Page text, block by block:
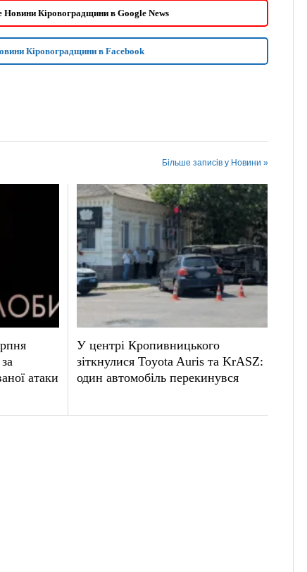
Новини Кіровоградщини в Google News
Кіровоградщини в Facebook
Більше записів у Новини »
атаки
У центрі Кропивницького
зіткнулися Toyota Auris та KrASZ:
один автомобіль перекинувся